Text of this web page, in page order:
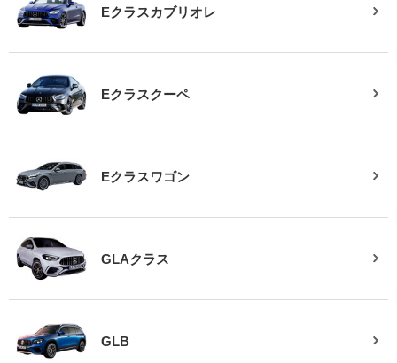
Eクラスカブリオレ
Eクラスクーペ
Eクラスワゴン
GLAクラス
GLB